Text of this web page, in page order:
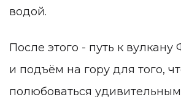
водой.
После этого - путь к вулкану
и подъём на гору для того,
полюбоваться